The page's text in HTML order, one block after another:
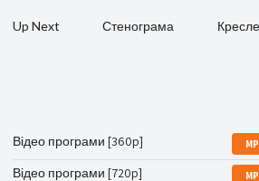
Up Next Стенограма
Відео програми [360p]
Відео програми [720p]